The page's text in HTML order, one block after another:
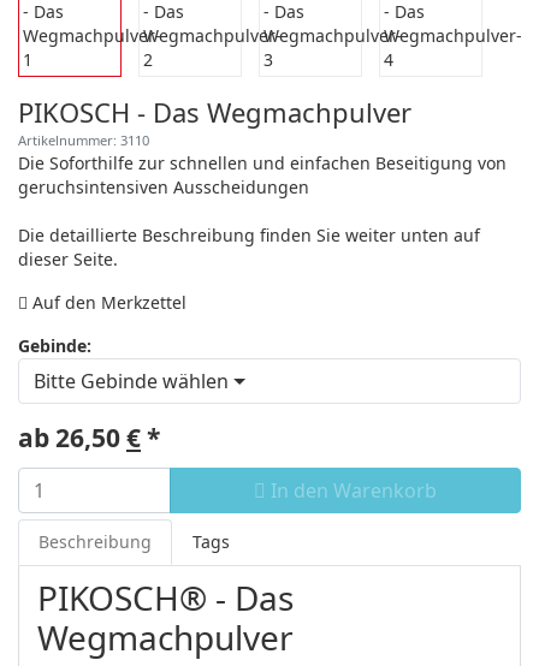
PIKOSCH - Das Wegmachpulver
Artikelnummer: 3110
Die Soforthilfe zur schnellen und einfachen Beseitigung von
geruchsintensiven Ausscheidungen
Die detaillierte Beschreibung finden Sie weiter unten auf
dieser Seite.
Auf den Merkzettel
Gebinde:
Bitte Gebinde wählen
ab 26,50€*
In den Warenkorb
Beschreibung Tags
PIKOSCH® - Das
Wegmachpulver